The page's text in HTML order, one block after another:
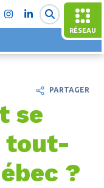
RÉSEAU
se
tout-
?
PARTAGER